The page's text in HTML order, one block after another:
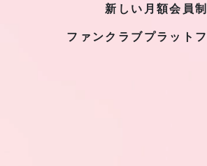
新しい月額会員制
ファンクラブプラット